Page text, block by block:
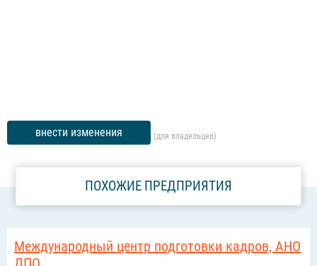
внести изменения (для владельцев)
ПОХОЖИЕ ПРЕДПРИЯТИЯ
Международный центр подготовки кадров, АНО